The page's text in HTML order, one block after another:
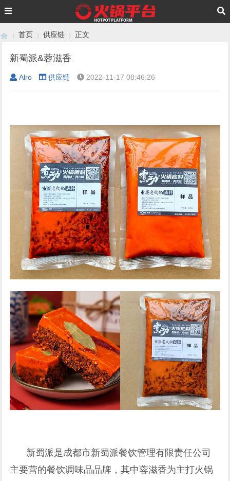
›
首页 供应链
›
正文
新蜀派&蓉滋香
Alro 供应链 2022-11-17 08:46:26
新蜀派是成都市新蜀派餐饮管理有限责任公司
主要营的餐饮调味品品牌，其中蓉滋香为主打火锅